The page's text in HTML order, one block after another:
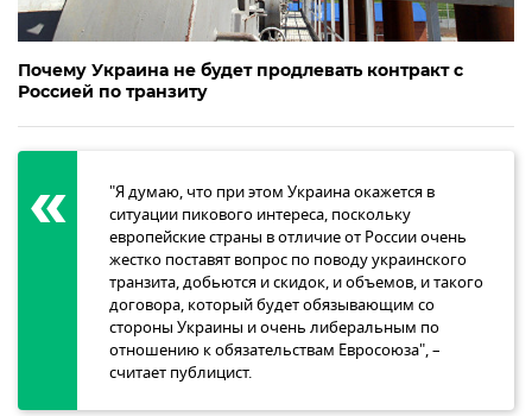
Почему Украина не будет продлевать контракт с
Россией по транзиту
"Я думаю, что при этом Украина окажется в
ситуации пикового интереса, поскольку
европейские страны в отличие от России очень
жестко поставят вопрос по поводу украинского
транзита, добьются и скидок, и объемов, и такого
договора, который будет обязывающим со
стороны Украины и очень либеральным по
отношению к обязательствам Евросоюза", –
считает публицист.